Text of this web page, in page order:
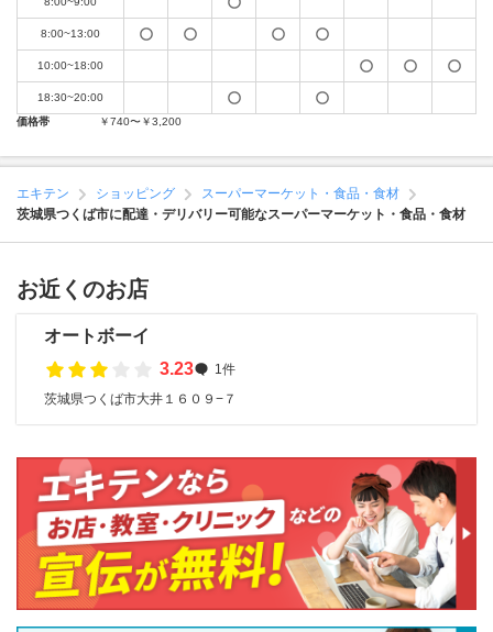
8:00~13:00
10:00~18:00
18:30~20:00
価格帯
￥740〜￥3,200
エキテン ショッピング
スーパーマーケット・食品・食材
茨城県つくば市に配達・デリバリー可能なスーパーマーケット・食品・食材
お近くのお店
オートボーイ
3.23
1件
茨城県つくば市大井１６０９−７